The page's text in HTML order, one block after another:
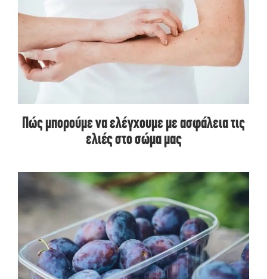
Πώς μπορούμε να ελέγχουμε με ασφάλεια τις
ελιές στο σώμα μας